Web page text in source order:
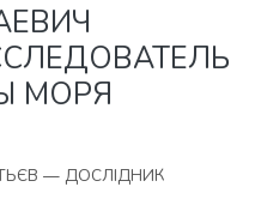
МОРЯ
— ДОСЛІДНИК